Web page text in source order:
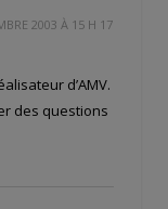
2003 À 15 H 17
d’AMV.
des questions